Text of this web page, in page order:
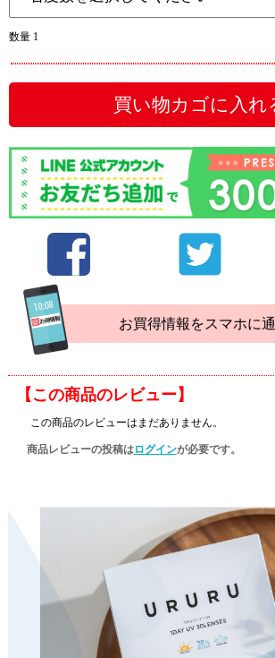
数量 1
買い物カゴに入れ
お買得情報をスマホに通
【この商品のレビュー】
この商品のレビューはまだありません。
商品レビューの投稿はログインが必要です。